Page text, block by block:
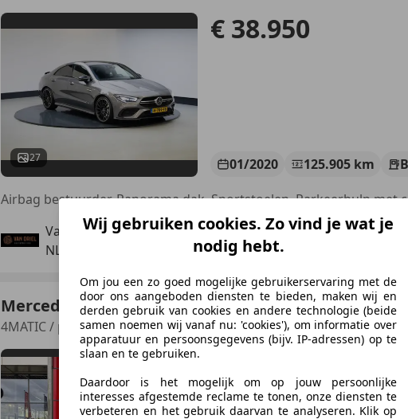
27
€ 38.950
01/2020 125.905 km
Van Driel Automotive
NL-2132 PZ HOOFDDORP
Mercedes-Benz CLA 35 AMG
4MATIC / panoramadak / facelift
Wij gebruiken cookies. Zo vind je wat je
nodig hebt.
Om jou een zo goed mogelijke gebruikerservaring met de
door ons aangeboden diensten te bieden, maken wij en
derden gebruik van cookies en andere technologie (beide
samen noemen wij vanaf nu: 'cookies'), om informatie over
apparatuur en persoonsgegevens (bijv. IP-adressen) op te
slaan en te gebruiken.
Daardoor is het mogelijk om op jouw persoonlijke
interesses afgestemde reclame te tonen, onze diensten te
verbeteren en het gebruik daarvan te analyseren. Klik op